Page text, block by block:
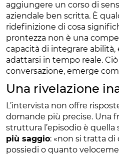
aggiungere un corso di
aziendale ben scritta. È
ridefinizione di cosa
prontezza non è una
capacità di integrare abilità,
adattarsi in tempo reale.
conversazione, emerge
Una rivelazione
L’intervista non offre
domande più precise. Una
struttura l’episodio è quella
più saggio: «non si tratta
possiedi o quanto